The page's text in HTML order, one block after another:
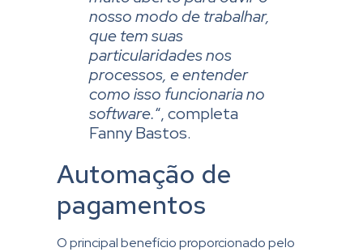
nosso modo de trabalhar,
que tem suas
particularidades nos
processos, e entender
como isso funcionaria no
software.“, completa
Fanny Bastos.
Automação de
pagamentos​​
O principal benefício proporcionado pelo